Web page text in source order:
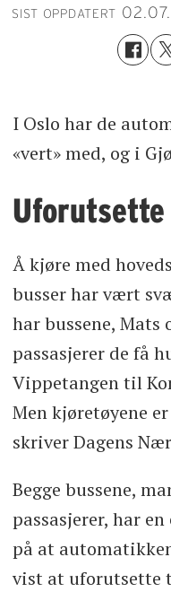
SIST OPPDATERT
I Oslo har de
«vert» med, og i
Å kjøre med
busser har vært
har bussene, Mats
passasjerer de få
Vippetangen til
Men kjøretøyene
skriver Dagens
Begge bussene,
passasjerer, har
på at
vist at uforutsette